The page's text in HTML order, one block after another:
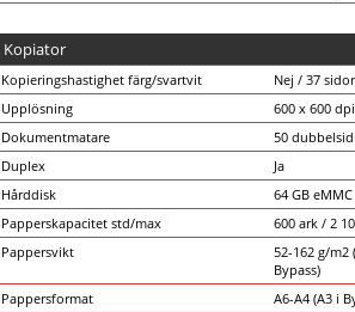
Kopiator
Kopieringshastighet färg/svartvit
Nej / 37
Upplösning
600 x 600 dpi
Dokumentmatare
50
Duplex
Ja
Hårddisk
64 GB eMMC
Papperskapacitet std/max
600 ark / 2
Pappersvikt
52-162 g/m2
Bypass)
Pappersformat
A6-A4 (A3 i